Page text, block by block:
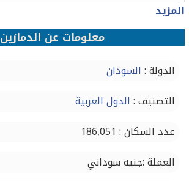
المزيد
معلومات عن الدمازين‎
الدولة : السودان
التصنيف : الدول العربية
عدد السكان : 186,051
العملة :جنيه سوداني